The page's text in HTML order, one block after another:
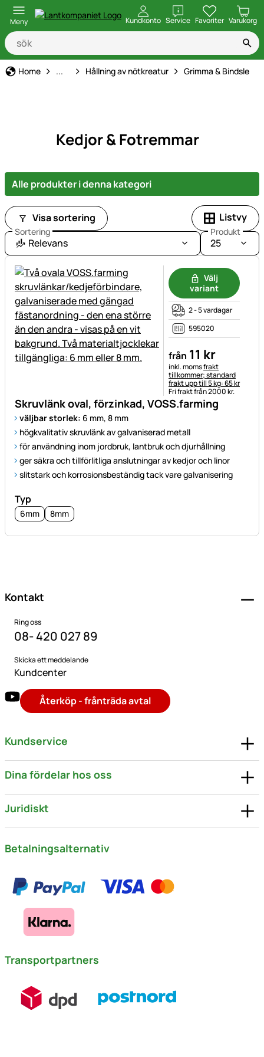
Meny Kundkonto ServiceöppnaFavoriter Varukorg
Home Djurhållning, Utfodring & Vård
... Hållning av nötkreatur Grimma & Bindsle
Kedjor & Fotremmar
Alle produkter i denna kategori
Visa sortering Listvy
Sortering
Relevans
Produkt
25
Skruvlänk oval, förzinkad, VOSS.farming
väljbar storlek: 6 mm, 8 mm
högkvalitativ skruvlänk av galvaniserad metall
för användning inom jordbruk, lantbruk och djurhållning
ger säkra och tillförlitliga anslutningar av kedjor och linor
slitstark och korrosionsbeständig tack vare galvanisering
Typ
6mm 8mm
Välj
variant
2 - 5 vardagar
595020
från 11 kr
Skatteinformation:
inkl. momsfrakt
tillkommer; standard
frakt upp till 5 kg: 65 kr
Fri frakt från 2000 kr.
Kontakt
Ring oss
08- 420 027 89
Skicka ett meddelande
Kundcenter
Återköp - frånträda avtal
Kundservice
Dina fördelar hos oss
Juridiskt
Betalningsalternativ
Transportpartners